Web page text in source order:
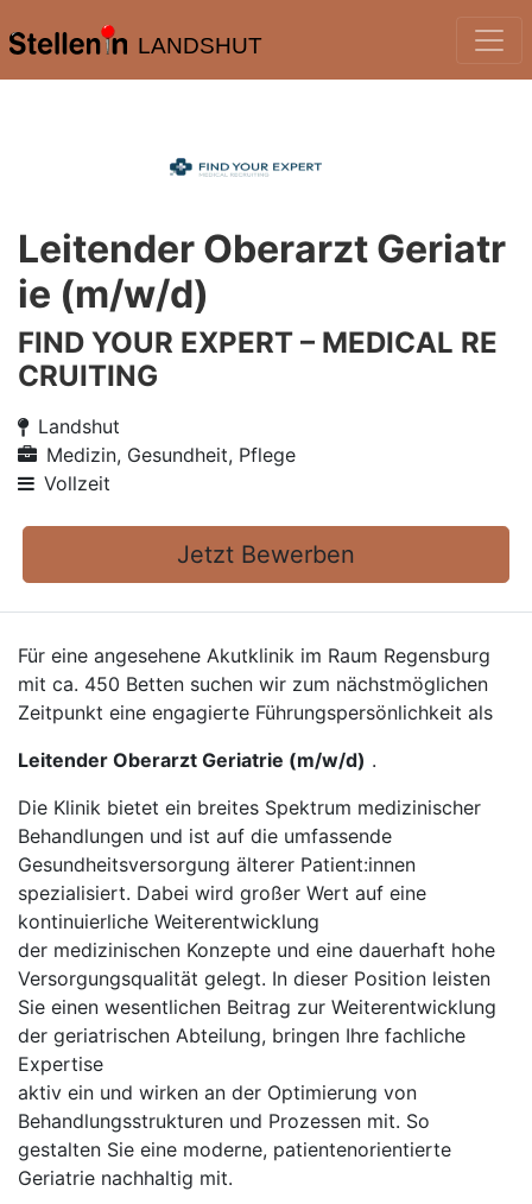
LANDSHUT
Leitender Oberarzt Geriatr
ie (m/w/d)
FIND YOUR EXPERT – MEDICAL RE
CRUITING
Landshut
Medizin, Gesundheit, Pflege
Vollzeit
Jetzt Bewerben
Für eine angesehene Akutklinik im Raum Regensburg
mit ca. 450 Betten suchen wir zum nächstmöglichen
Zeitpunkt eine engagierte Führungspersönlichkeit als
Leitender Oberarzt Geriatrie (m/w/d) .
Die Klinik bietet ein breites Spektrum medizinischer
Behandlungen und ist auf die umfassende
Gesundheitsversorgung älterer Patient:innen
spezialisiert. Dabei wird großer Wert auf eine
kontinuierliche Weiterentwicklung
der medizinischen Konzepte und eine dauerhaft hohe
Versorgungsqualität gelegt. In dieser Position leisten
Sie einen wesentlichen Beitrag zur Weiterentwicklung
der geriatrischen Abteilung, bringen Ihre fachliche
Expertise
aktiv ein und wirken an der Optimierung von
Behandlungsstrukturen und Prozessen mit. So
gestalten Sie eine moderne, patientenorientierte
Geriatrie nachhaltig mit.